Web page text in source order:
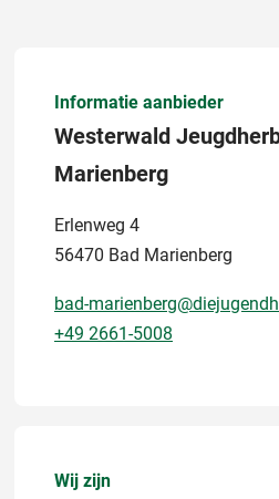
Informatie aanbieder
Westerwald
Marienberg
Erlenweg 4
56470 Bad Marienberg
bad-
+49 2661-5008
Wij zijn